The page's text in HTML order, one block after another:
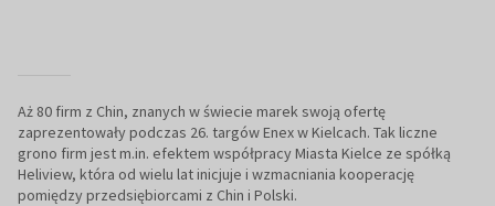
Aż 80 firm z Chin, znanych w świecie marek swoją ofertę
zaprezentowały podczas 26. targów Enex w Kielcach. Tak liczne
grono firm jest m.in. efektem współpracy Miasta Kielce ze spółką
Heliview, która od wielu lat inicjuje i wzmacniania kooperację
pomiędzy przedsiębiorcami z Chin i Polski.